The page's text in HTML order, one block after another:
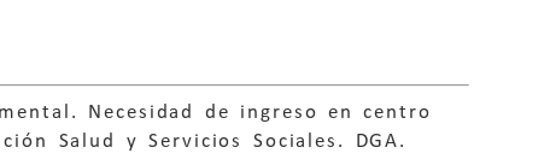
Necesidad de ingreso en centro
Salud y Servicios Sociales. DGA.